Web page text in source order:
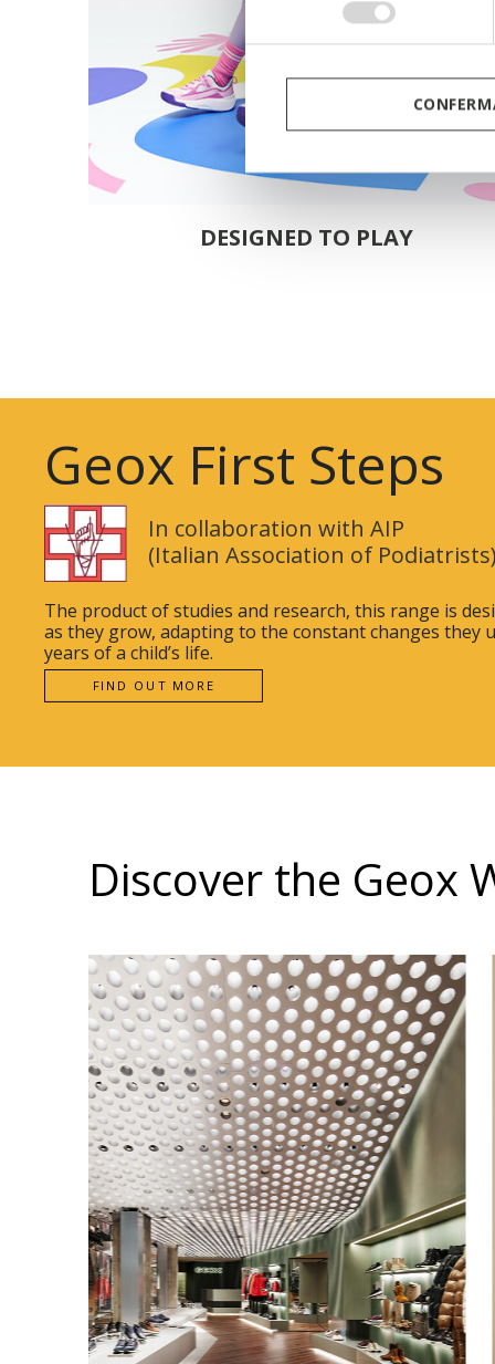
DESIGNED TO PLAY
Geox First Steps
The product of studies and research, this range is
as they grow, adapting to the constant changes they
years of a child’s life.
In collaboration with AIP
(Italian Association of
FIND OUT MORE
Discover the Geox